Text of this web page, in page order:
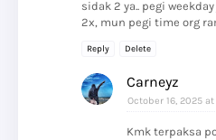
sidak 2 ya.. pegi
2x, mun pegi time org
Reply Delete
Carneyz
October 16, 2025 at
Kmk terpaksa